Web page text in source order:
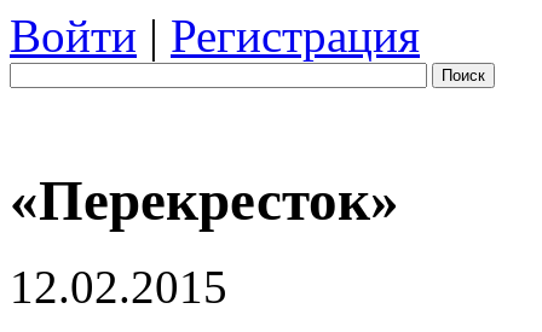
Войти | Регистрация
Поиск
«Перекресток»
12.02.2015